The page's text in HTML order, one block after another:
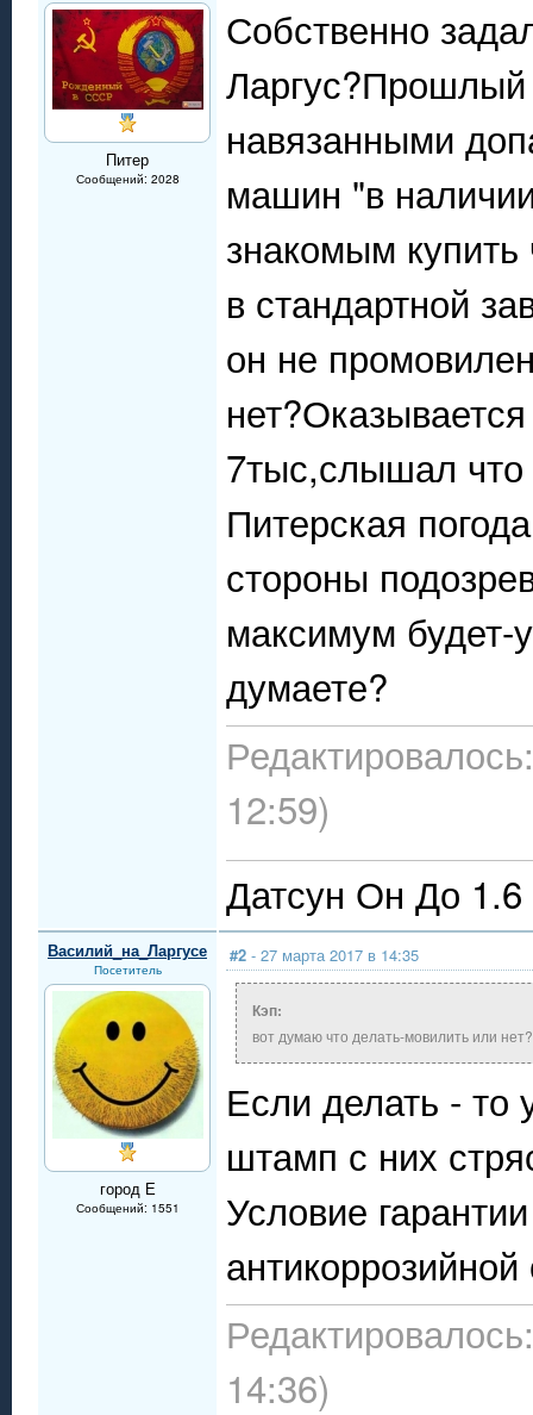
Питер
Сообщений: 2028
Собственно
Ларгус?Прошлый
навязанными
машин "в
знакомым купить
в стандартной
он не
7тыс,слышал
Питерская
стороны
максимум будет-
думаете?
12:59)
Датсун Он До 1.6
Василий_на_Ларгусе
Посетитель
город Е
Сообщений: 1551
#2 - 27 марта 2017 в 14:35
Кэп:
вот думаю что делать-мовилить или нет?
Если делать -
штамп с них
Условие
14:36)